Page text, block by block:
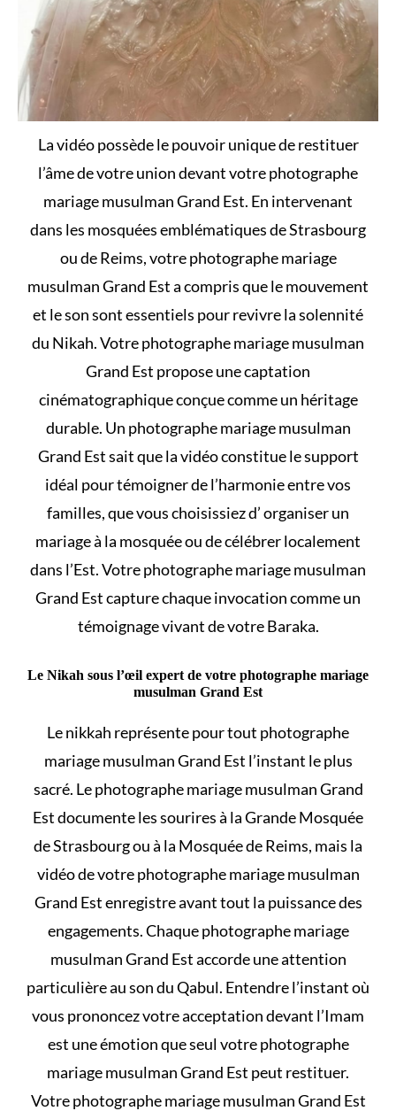
La vidéo possède le pouvoir unique de restituer
l’âme de votre union devant votre photographe
mariage musulman Grand Est. En intervenant
dans les mosquées emblématiques de Strasbourg
ou de Reims, votre photographe mariage
musulman Grand Est a compris que le mouvement
et le son sont essentiels pour revivre la solennité
du Nikah. Votre photographe mariage musulman
Grand Est propose une captation
cinématographique conçue comme un héritage
durable. Un photographe mariage musulman
Grand Est sait que la vidéo constitue le support
idéal pour témoigner de l’harmonie entre vos
familles, que vous choisissiez d’organiser un
mariage à la mosquéeou de célébrer localement
dans l’Est. Votre photographe mariage musulman
Grand Est capture chaque invocation comme un
témoignage vivant de votre Baraka.
Le Nikah sous l’œil expert de votre photographe mariage
musulman Grand Est
Lenikkah représente pour tout photographe
mariage musulman Grand Est l’instant le plus
sacré. Le photographe mariage musulman Grand
Est documente les sourires à la Grande Mosquée
de Strasbourg ou à la Mosquée de Reims, mais la
vidéo de votre photographe mariage musulman
Grand Est enregistre avant tout la puissance des
engagements. Chaque photographe mariage
musulman Grand Est accorde une attention
particulière au son du Qabul. Entendre l’instant où
vous prononcez votre acceptation devant l’Imam
est une émotion que seul votre photographe
mariage musulman Grand Est peut restituer.
Votre photographe mariage musulman Grand Est